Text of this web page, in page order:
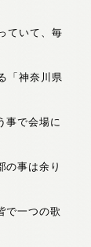
ていて、毎
「神奈川県
事で会場に
の事は余り
で一つの歌